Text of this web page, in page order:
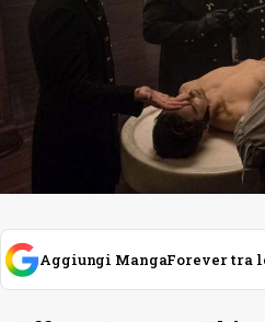
Aggiungi MangaForever tra